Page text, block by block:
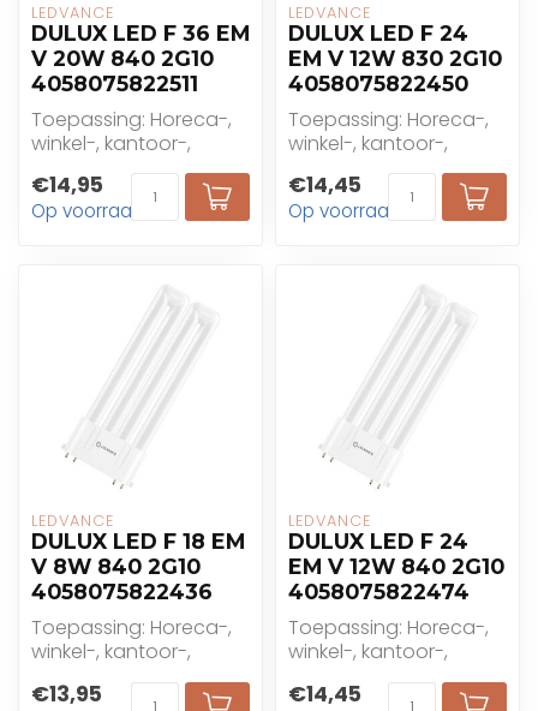
LEDVANCE
DULUX LED F 36 EM
V 20W 840 2G10
4058075822511
Toepassing: Horeca-,
winkel-, kantoor-,
industrie- en
woningtoepassingen
€14,95
Op voorraad
LEDVANCE
DULUX LED F 24
EM V 12W 830 2G10
4058075822450
Toepassing: Horeca-,
winkel-, kantoor-,
industrie- en
woningtoepassingen
€14,45
Op voorraad
LEDVANCE
DULUX LED F 18 EM
V 8W 840 2G10
4058075822436
Toepassing: Horeca-,
winkel-, kantoor-,
industrie- en
woningtoepassingen
€13,95
LEDVANCE
DULUX LED F 24
EM V 12W 840 2G10
4058075822474
Toepassing: Horeca-,
winkel-, kantoor-,
industrie- en
woningtoepassingen
€14,45